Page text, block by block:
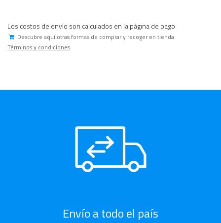
Los costos de envío son calculados en la página de pago
Descubre aquí otras formas de comprar y recoger en tienda.
Términos y condiciones
Envío a todo el país